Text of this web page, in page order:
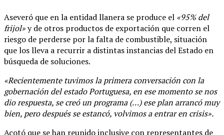
Aseveró que en la entidad llanera se produce el «95% del
frijol»y de otros productos de exportación que corren el
riesgo de perderse por la falta de combustible, situación
que los lleva a recurrir a distintas instancias del Estado en
búsqueda de soluciones.
«Recientemente tuvimos la primera conversación con la
gobernación del estado Portuguesa, en ese momento se nos
dio respuesta, se creó un programa (…) ese plan arrancó muy
bien, pero después se estancó, volvimos a entrar en crisis».
Acotó que se han reunido inclusive con representantes de